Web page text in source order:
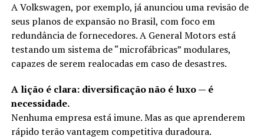
A Volkswagen, por exemplo, já anunciou uma revisão de
seus planos de expansão no Brasil, com foco em
redundância de fornecedores. A General Motors está
testando um sistema de “microfábricas” modulares,
capazes de serem realocadas em caso de desastres.
A lição é clara: diversificação não é luxo — é
necessidade.
Nenhuma empresa está imune. Mas as que aprenderem
rápido terão vantagem competitiva duradoura.